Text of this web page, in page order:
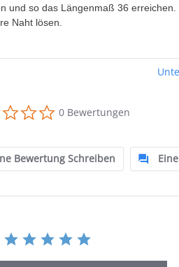
und so das Längenmaß 36
Naht lösen.
0.0
star
0 Bewertungen
Bewertung Schreiben